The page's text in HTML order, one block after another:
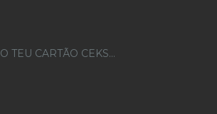
O TEU CARTÃO CEKS…